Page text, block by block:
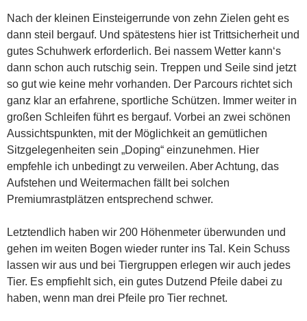
Nach der kleinen Einsteigerrunde von zehn Zielen geht es
dann steil bergauf. Und spätestens hier ist Trittsicherheit und
gutes Schuhwerk erforderlich. Bei nassem Wetter kann‘s
dann schon auch rutschig sein. Treppen und Seile sind jetzt
so gut wie keine mehr vorhanden. Der Parcours richtet sich
ganz klar an erfahrene, sportliche Schützen. Immer weiter in
großen Schleifen führt es bergauf. Vorbei an zwei schönen
Aussichtspunkten, mit der Möglichkeit an gemütlichen
Sitzgelegenheiten sein „Doping“ einzunehmen. Hier
empfehle ich unbedingt zu verweilen. Aber Achtung, das
Aufstehen und Weitermachen fällt bei solchen
Premiumrastplätzen entsprechend schwer.
Letztendlich haben wir 200 Höhenmeter überwunden und
gehen im weiten Bogen wieder runter ins Tal. Kein Schuss
lassen wir aus und bei Tiergruppen erlegen wir auch jedes
Tier. Es empfiehlt sich, ein gutes Dutzend Pfeile dabei zu
haben, wenn man drei Pfeile pro Tier rechnet.